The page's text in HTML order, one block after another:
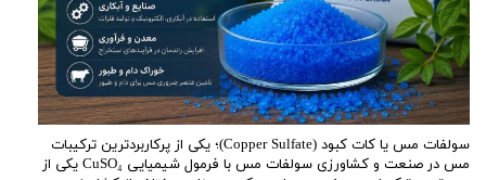
سولفات مس یا کات کبود (Copper Sulfate)؛ یکی از پرکاربردترین ترکیبات
مس در صنعت و کشاورزی سولفات مس با فرمول شیمیایی CuSO₄ یکی از